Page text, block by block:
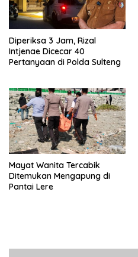
Diperiksa 3 Jam, Rizal
Intjenae Dicecar 40
Pertanyaan di Polda Sulteng
Mayat Wanita Tercabik
Ditemukan Mengapung di
Pantai Lere